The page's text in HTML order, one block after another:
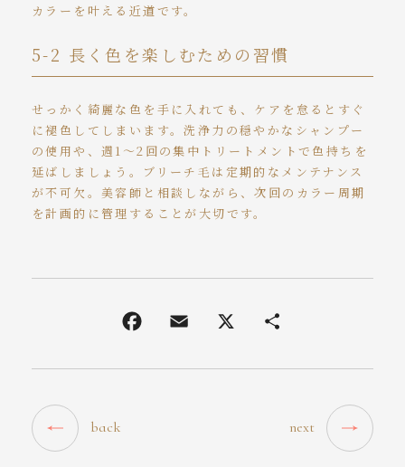
カラーを叶える近道です。
5-2 長く色を楽しむための習慣
せっかく綺麗な色を手に入れても、ケアを怠るとすぐ
に褪色してしまいます。洗浄力の穏やかなシャンプー
の使用や、週1〜2回の集中トリートメントで色持ちを
延ばしましょう。ブリーチ毛は定期的なメンテナンス
が不可欠。美容師と相談しながら、次回のカラー周期
を計画的に管理することが大切です。
back next